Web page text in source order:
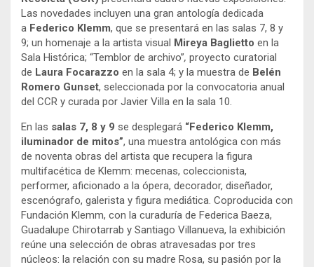
Las novedades incluyen una gran antología dedicada
a Federico Klemm, que se presentará en las salas 7, 8 y
9; un homenaje a la artista visual Mireya Baglietto en la
Sala Histórica; “Temblor de archivo”, proyecto curatorial
de Laura Focarazzo en la sala 4; y la muestra de Belén
Romero Gunset, seleccionada por la convocatoria anual
del CCR y curada por Javier Villa en la sala 10.
En las salas 7, 8 y 9 se desplegará “Federico Klemm,
iluminador de mitos”, una muestra antológica con más
de noventa obras del artista que recupera la figura
multifacética de Klemm: mecenas, coleccionista,
performer, aficionado a la ópera, decorador, diseñador,
escenógrafo, galerista y figura mediática. Coproducida con
Fundación Klemm, con la curaduría de Federica Baeza,
Guadalupe Chirotarrab y Santiago Villanueva, la exhibición
reúne una selección de obras atravesadas por tres
núcleos: la relación con su madre Rosa, su pasión por la